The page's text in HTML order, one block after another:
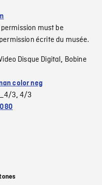
must be
écrite du musée.
Disque Digital, Bobine
color neg
3, 4/3